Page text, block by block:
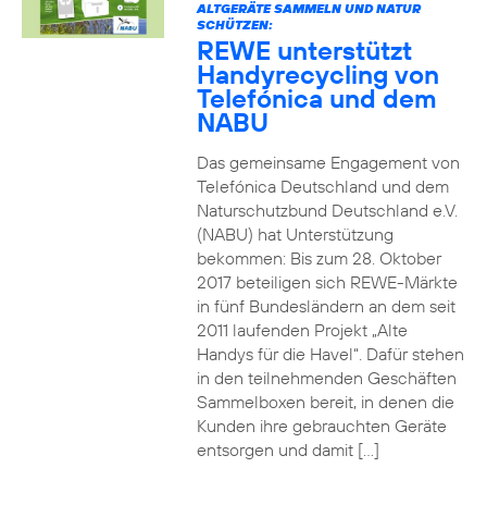
ALTGERÄTE SAMMELN UND NATUR
SCHÜTZEN:
REWE unterstützt
Handyrecycling von
Telefónica und dem
NABU
Das gemeinsame Engagement von
Telefónica Deutschland und dem
Naturschutzbund Deutschland e.V.
(NABU) hat Unterstützung
bekommen: Bis zum 28. Oktober
2017 beteiligen sich REWE-Märkte
in fünf Bundesländern an dem seit
2011 laufenden Projekt „Alte
Handys für die Havel“. Dafür stehen
in den teilnehmenden Geschäften
Sammelboxen bereit, in denen die
Kunden ihre gebrauchten Geräte
entsorgen und damit […]